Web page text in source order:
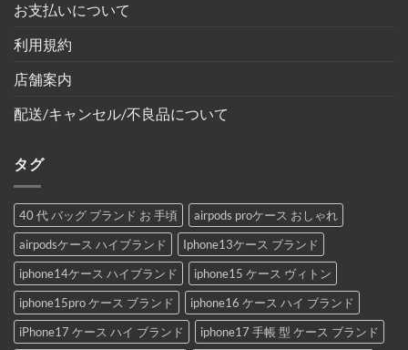
お支払いについて
利用規約
店舗案内
配送/キャンセル/不良品について
タグ
40 代 バッグ ブランド お 手頃
airpods proケース おしゃれ
airpodsケース ハイブランド
Iphone13ケース ブランド
iphone14ケース ハイブランド
iphone15 ケース ヴィトン
iphone15pro ケース ブランド
iphone16 ケース ハイ ブランド
iPhone17 ケース ハイ ブランド
iphone17 手帳 型 ケース ブランド